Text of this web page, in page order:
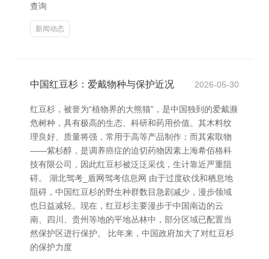
查询
新闻动态
中国红豆杉：爱戴物种与保护近况 2026-05-30
红豆杉，被誉为“植物界的大熊猫”，是中国独到的爱戴濒
危树种，具有极高的生态、科研和药用价值。其木料纹
理良好、质量将强，常用于高等产品制作；而其索取物
——紫杉醇，是调养癌症的迫切药物因素上海希佰格科
技有限公司，因此红豆杉被泛泛采伐，生计靠近严重阻
碍。 湖北驾考_盾网驾考信息网 由于过度砍伐和栖息地
阻碍，中国红豆杉的野生种群数目急剧减少，漫步领域
也日益减轻。现在，红豆杉主要漫步于中国南边的云
南、四川、贵州等地的平地丛林中，部分区域已配置当
然保护区进行保护。 比年来，中国政府加大了对红豆杉
的保护力度